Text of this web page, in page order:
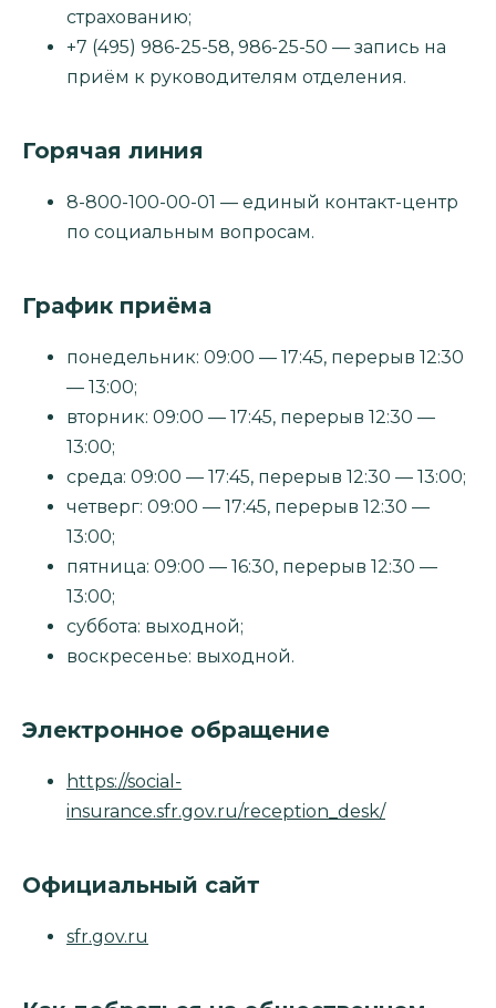
страхованию;
+7 (495) 986-25-58, 986-25-50 — запись на
приём к руководителям отделения.
Горячая линия
8-800-100-00-01 — единый контакт-центр
по социальным вопросам.
График приёма
понедельник: 09:00 — 17:45, перерыв 12:30
— 13:00;
вторник: 09:00 — 17:45, перерыв 12:30 —
13:00;
среда: 09:00 — 17:45, перерыв 12:30 — 13:00;
четверг: 09:00 — 17:45, перерыв 12:30 —
13:00;
пятница: 09:00 — 16:30, перерыв 12:30 —
13:00;
суббота: выходной;
воскресенье: выходной.
Электронное обращение
https://social-
insurance.sfr.gov.ru/reception_desk/
Официальный сайт
sfr.gov.ru